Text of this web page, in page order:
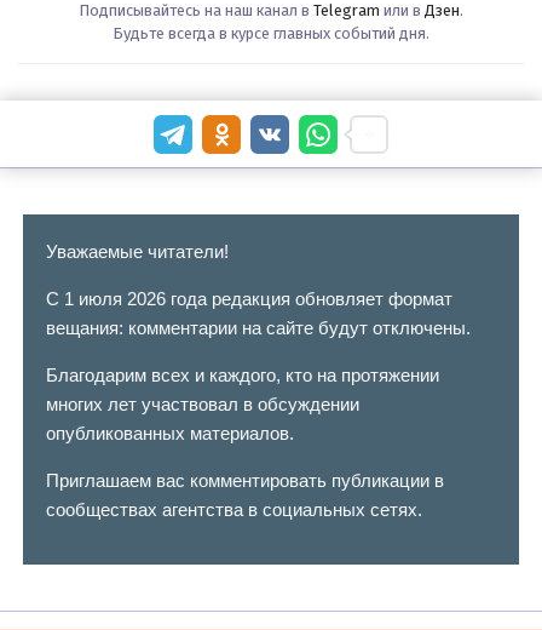
Подписывайтесь на наш канал в Telegram или в Дзен.
Будьте всегда в курсе главных событий дня.
Уважаемые читатели!
С 1 июля 2026 года редакция обновляет формат
вещания: комментарии на сайте будут отключены.
Благодарим всех и каждого, кто на протяжении
многих лет участвовал в обсуждении
опубликованных материалов.
Приглашаем вас комментировать публикации в
сообществах агентства в социальных сетях.